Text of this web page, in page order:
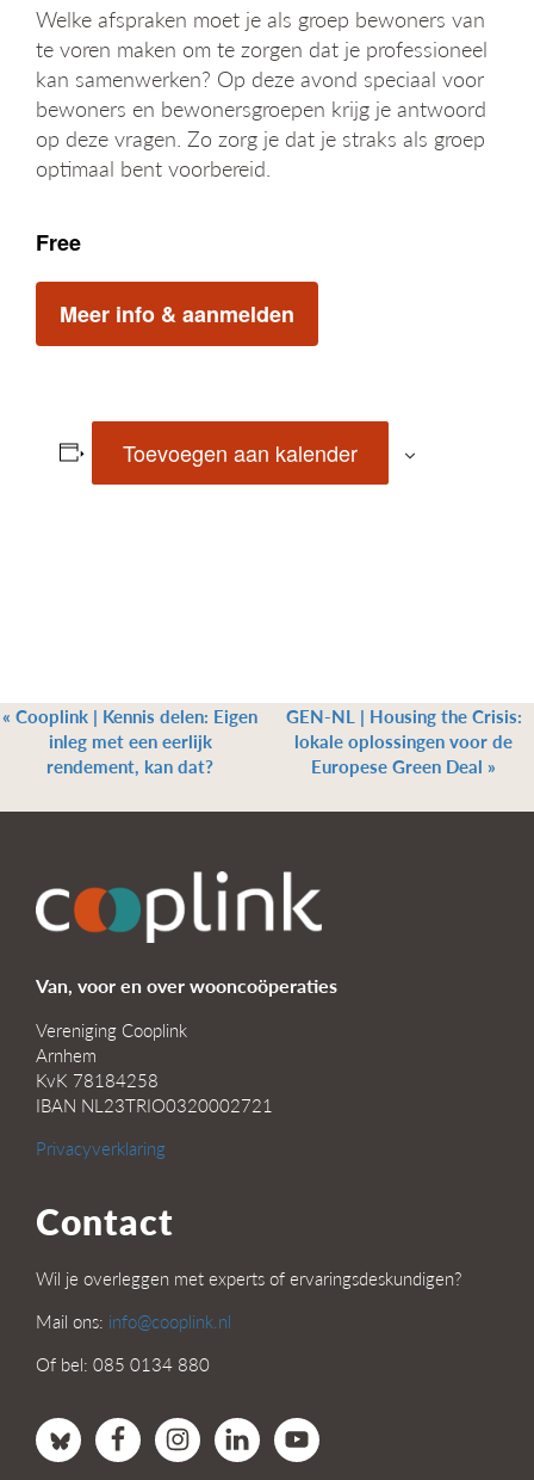
Welke afspraken moet je als groep bewoners van
te voren maken om te zorgen dat je professioneel
kan samenwerken? Op deze avond speciaal voor
bewoners en bewonersgroepen krijg je antwoord
op deze vragen. Zo zorg je dat je straks als groep
optimaal bent voorbereid.
Free
Meer info & aanmelden
Toevoegen aan kalender
« Cooplink | Kennis delen: Eigen
inleg met een eerlijk
rendement, kan dat?
GEN-NL | Housing the Crisis:
lokale oplossingen voor de
Europese Green Deal »
Van, voor en over wooncoöperaties
Vereniging Cooplink
Arnhem
KvK 78184258
IBAN NL23TRIO0320002721
Privacyverklaring
Contact
Wil je overleggen met experts of ervaringsdeskundigen?
Mail ons: info@cooplink.nl
Of bel: 085 0134 880